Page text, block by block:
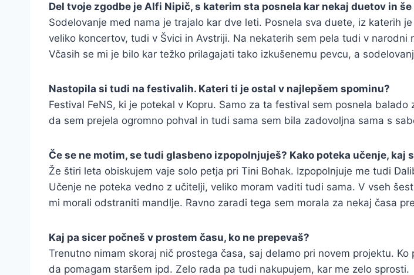
Del tvoje zgodbe je Alfi Nipič, s katerim sta posnela kar nekaj duetov in
Sodelovanje med nama je trajalo kar dve leti. Posnela sva duete, iz katerih
veliko koncertov, tudi v Švici in Avstriji. Na nekaterih sem pela tudi v
Včasih se mi je bilo kar težko prilagajati tako izkušenemu pevcu, a
Nastopila si tudi na festivalih. Kateri ti je ostal v najlepšem spominu?
Festival FeNS, ki je potekal v Kopru. Samo za ta festival sem posnela
da sem prejela ogromno pohval in tudi sama sem bila zadovoljna sama s
Če se ne motim, se tudi glasbeno izpopolnjuješ? Kako poteka učenje,
Že štiri leta obiskujem vaje solo petja pri Tini Bohak. Izpopolnjuje me tudi
Učenje ne poteka vedno z učitelji, veliko moram vaditi tudi sama. V vseh
mi morali odstraniti mandlje. Ravno zaradi tega sem morala za nekaj časa
Kaj pa sicer počneš v prostem času, ko ne prepevaš?
Trenutno nimam skoraj nič prostega časa, saj delamo pri novem projektu.
da pomagam staršem ipd. Zelo rada pa tudi nakupujem, kar me zelo sprosti.